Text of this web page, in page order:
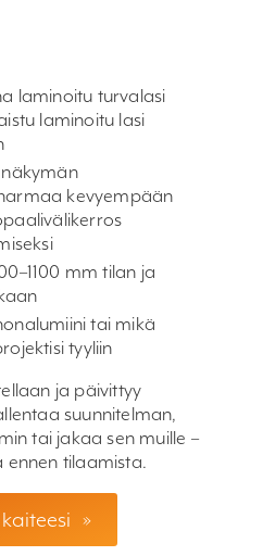
laminoitu turvalasi
laminoitu lasi
kevyempään
mm tilan ja
tai mikä
tyyliin
ja päivittyy
suunnitelman,
tai jakaa sen muille –
ennen tilaamista.
»